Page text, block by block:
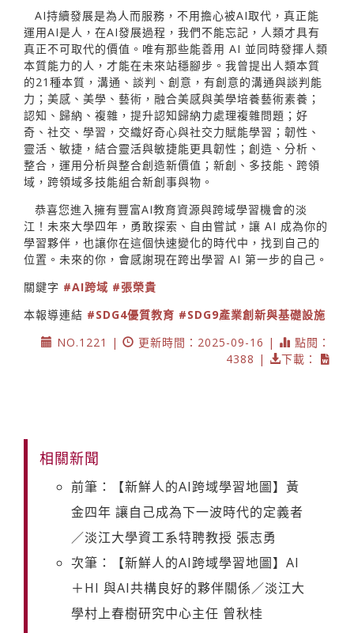
AI持續發展是為人而服務，不用擔心被AI取代，真正能
運用AI是人，在AI發展過程，我們不能忘記，人類才具有
真正不可取代的價值。唯有那些能善用 AI 並同時發揮人類
本質能力的人，才能在未來站穩腳步。我曾提出人類本質
的21種本質，溝通、談判、創意，有創意的溝通與談判能
力；美感、美學、藝術，融合美感與美學培養藝術素養；
認知、歸納、複雜，提升認知歸納力處理複雜問題；好
奇、社交、學習，交織好奇心與社交力賦能學習；韌性、
靈活、敏捷，結合靈活與敏捷能更具韌性；創造、分析、
整合，運用分析與整合創造新價值；新創、多技能、跨領
域，跨領域多技能組合新創事與物。
恭喜您進入擁有豐富AI教育資源與跨域學習機會的淡
江！未來大學四年，勇敢探索、自由嘗試，讓 AI 成為你的
學習夥伴，也讓你在這個快速變化的時代中，找到自己的
位置。未來的你，會感謝現在跨出學習 AI 第一步的自己。
關鍵字 #AI跨域 #張榮貴
本報導連結 #SDG4優質教育 #SDG9產業創新與基礎設施
NO.1221 |
更新時間：2025-09-16 |
點閱：
4388 |
下載：
相關新聞
前筆：【新鮮人的AI跨域學習地圖】黃
金四年 讓自己成為下一波時代的定義者
／淡江大學資工系特聘教授 張志勇
次筆：【新鮮人的AI跨域學習地圖】AI
＋HI 與AI共構良好的夥伴關係／淡江大
學村上春樹研究中心主任 曾秋桂